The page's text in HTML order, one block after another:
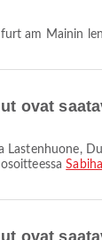
am Mainin
ovat
ovat